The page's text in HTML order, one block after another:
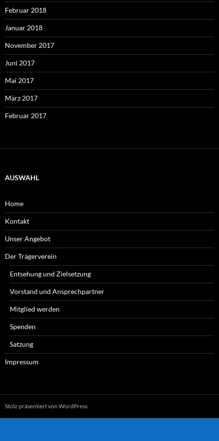
Februar 2018
Januar 2018
November 2017
Juni 2017
Mai 2017
März 2017
Februar 2017
AUSWAHL
Home
Kontakt
Unser Angebot
Der Trägerverein
Entsehung und Zielsetzung
Vorstand und Ansprechpartner
Mitglied werden
Spenden
Satzung
Impressum
Stolz präsentiert von WordPress